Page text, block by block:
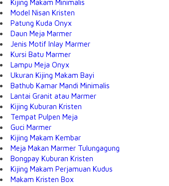
Kijing Makam Minimalis
Model Nisan Kristen
Patung Kuda Onyx
Daun Meja Marmer
Jenis Motif Inlay Marmer
Kursi Batu Marmer
Lampu Meja Onyx
Ukuran Kijing Makam Bayi
Bathub Kamar Mandi Minimalis
Lantai Granit atau Marmer
Kijing Kuburan Kristen
Tempat Pulpen Meja
Guci Marmer
Kijing Makam Kembar
Meja Makan Marmer Tulungagung
Bongpay Kuburan Kristen
Kijing Makam Perjamuan Kudus
Makam Kristen Box